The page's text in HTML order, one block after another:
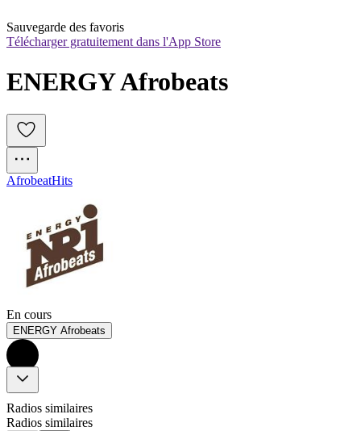
Sauvegarde des favoris
Télécharger gratuitement dans l'App Store
ENERGY Afrobeats
AfrobeatHits
En cours
ENERGY Afrobeats
Radios similaires
Radios similaires